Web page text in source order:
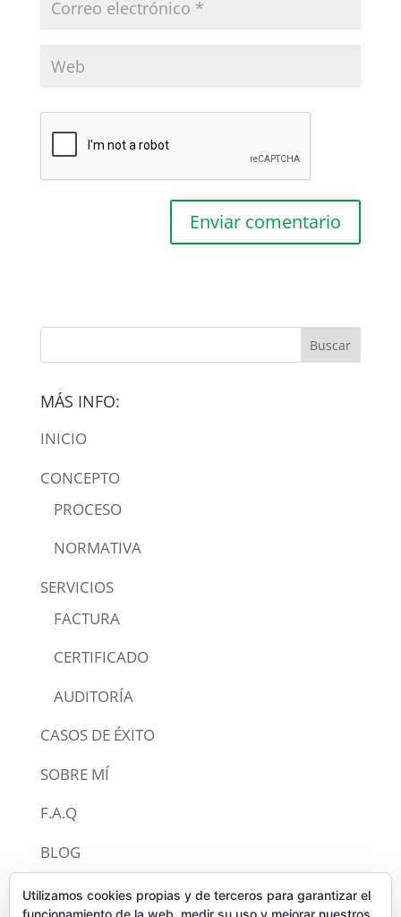
MÁS INFO:
INICIO
CONCEPTO
PROCESO
NORMATIVA
SERVICIOS
FACTURA
CERTIFICADO
AUDITORÍA
CASOS DE ÉXITO
SOBRE MÍ
F.A.Q
BLOG
CONTACTO
Utilizamos cookies propias y de terceros para garantizar el
funcionamiento de la web, medir su uso y mejorar nuestros